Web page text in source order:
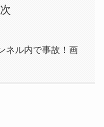
ネル内で事故！画